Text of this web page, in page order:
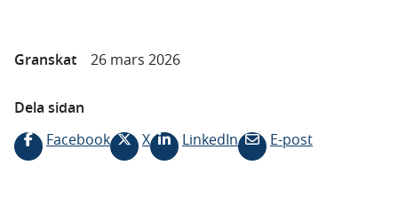
Granskat 26 mars 2026
Dela sidan
Facebook
X LinkedIn E-post